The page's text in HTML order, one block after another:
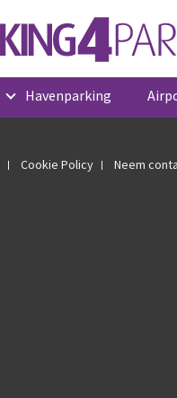
Havenparking
Cookie Policy Neem